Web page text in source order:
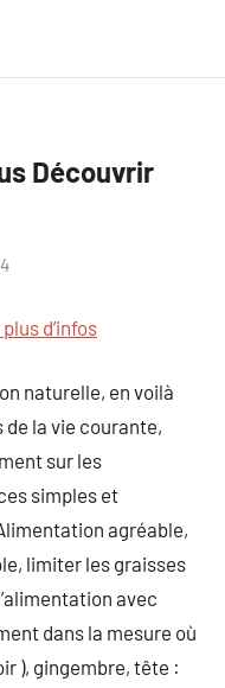
Découvrir
d’infos
naturelle, en voilà
la vie courante,
sur les
simples et
agréable,
limiter les graisses
avec
dans la mesure où
), gingembre, tête :